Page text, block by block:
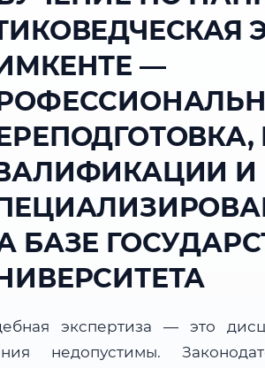
—
И
БАЗЕ
экспертиза — это
недопустимы.